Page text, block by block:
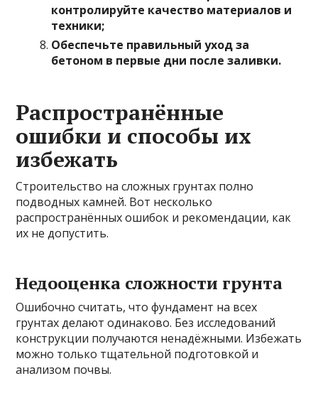
контролируйте качество материалов и
техники;
Обеспечьте правильный уход за
бетоном в первые дни после заливки.
Распространённые
ошибки и способы их
избежать
Строительство на сложных грунтах полно
подводных камней. Вот несколько
распространённых ошибок и рекомендации, как
их не допустить.
Недооценка сложности грунта
Ошибочно считать, что фундамент на всех
грунтах делают одинаково. Без исследований
конструкции получаются ненадёжными. Избежать
можно только тщательной подготовкой и
анализом почвы.